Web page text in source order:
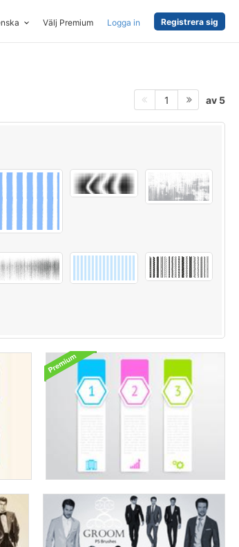
Välj Premium Logga in Registrera sig
1 av 5